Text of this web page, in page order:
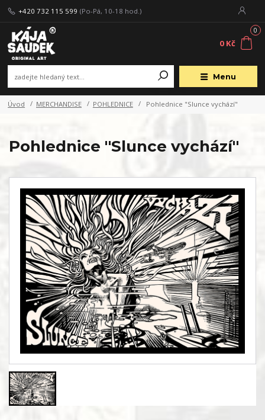
Menu
+420 732 115 599 (Po-Pá, 10-18 hod.)
0
0 Kč
Úvod MERCHANDISE POHLEDNICE Pohlednice "Slunce vychází"
Pohlednice "Slunce vychází"